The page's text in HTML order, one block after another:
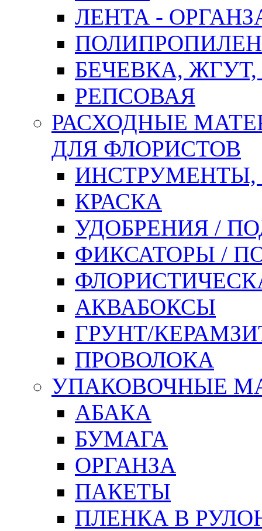
ЛЕНТА -
БЕЧЕВКА,
РЕПСОВАЯ
РАСХОДНЫЕ
ДЛЯ ФЛОРИСТОВ
ИНСТРУМЕНТЫ,
КРАСКА
УДОБРЕНИЯ /
ФИКСАТОРЫ /
АКВАБОКСЫ
ГРУНТ/
ПРОВОЛОКА
УПАКОВОЧНЫЕ
АБАКА
БУМАГА
ОРГАНЗА
ПАКЕТЫ
ПЛЕНКА В